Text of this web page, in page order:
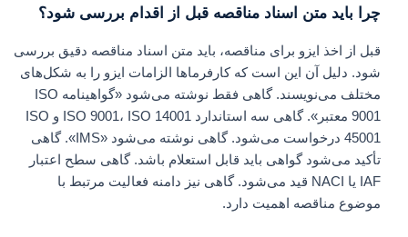
چرا باید متن اسناد مناقصه قبل از اقدام بررسی شود؟
قبل از اخذ ایزو برای مناقصه، باید متن اسناد مناقصه دقیق بررسی
شود. دلیل آن این است که کارفرماها الزامات ایزو را به شکل‌های
مختلف می‌نویسند. گاهی فقط نوشته می‌شود «گواهینامه ISO
9001 معتبر». گاهی سه استاندارد ISO 9001، ISO 14001 و ISO
45001 درخواست می‌شود. گاهی نوشته می‌شود «IMS». گاهی
تأکید می‌شود گواهی باید قابل استعلام باشد. گاهی سطح اعتبار
IAF یا NACI قید می‌شود. گاهی نیز دامنه فعالیت مرتبط با
موضوع مناقصه اهمیت دارد.